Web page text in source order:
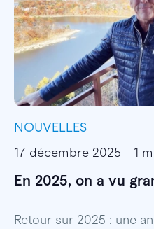
NOUVELLES
17 décembre 2025 - 1
En 2025, on a vu
Retour sur 2025 : une